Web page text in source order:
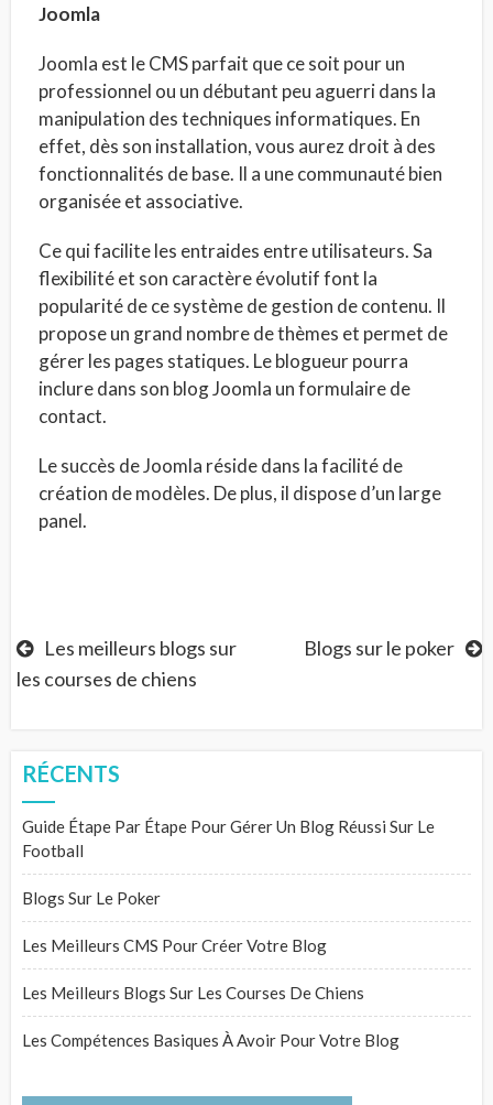
Joomla
Joomla est le CMS parfait que ce soit pour un
professionnel ou un débutant peu aguerri dans la
manipulation des techniques informatiques. En
effet, dès son installation, vous aurez droit à des
fonctionnalités de base. Il a une communauté bien
organisée et associative.
Ce qui facilite les entraides entre utilisateurs. Sa
flexibilité et son caractère évolutif font la
popularité de ce système de gestion de contenu. Il
propose un grand nombre de thèmes et permet de
gérer les pages statiques. Le blogueur pourra
inclure dans son blog Joomla un formulaire de
contact.
Le succès de Joomla réside dans la facilité de
création de modèles. De plus, il dispose d’un large
panel.
Navigation
de
Les meilleurs blogs sur
les courses de chiens
Blogs sur le poker
RÉCENTS
Guide Étape Par Étape Pour Gérer Un Blog Réussi Sur Le
Football
Blogs Sur Le Poker
Les Meilleurs CMS Pour Créer Votre Blog
Les Meilleurs Blogs Sur Les Courses De Chiens
Les Compétences Basiques À Avoir Pour Votre Blog